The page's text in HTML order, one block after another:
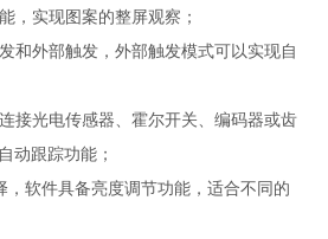
，实现图案的整屏观察；
和外部触发，外部触发模式可以实现自
接光电传感器、霍尔开关、编码器或齿
动跟踪功能；
，软件具备亮度调节功能，适合不同的